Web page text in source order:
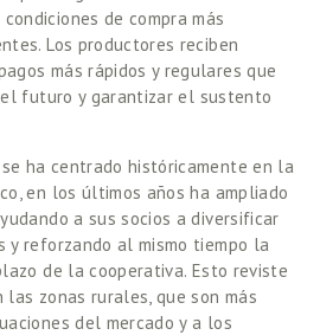
de compra más
Los productores reciben
más rápidos y regulares que
futuro y garantizar el sustento
ha centrado históricamente en la
en los últimos años ha ampliado
a sus socios a diversificar
y reforzando al mismo tiempo la
de la cooperativa. Esto reviste
zonas rurales, que son más
del mercado y a los